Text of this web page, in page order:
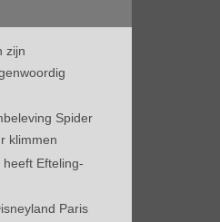
zijn
Spider
klimmen
Efteling-
Paris